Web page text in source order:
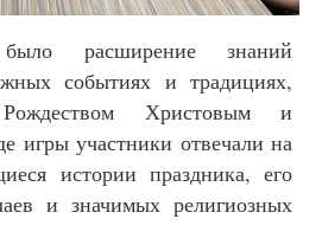
расширение знаний
событиях и традициях,
Христовым и
игры участники отвечали на
истории праздника, его
и значимых религиозных